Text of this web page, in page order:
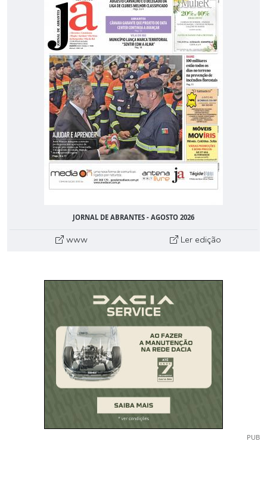
JORNAL DE ABRANTES - AGOSTO 2026
www Ler edição
PUB